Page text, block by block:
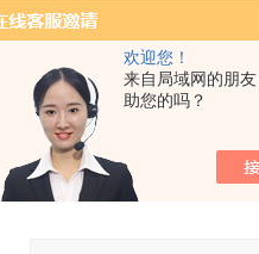
欢迎您！
来自局域网的朋
助您的吗？
、PQ、FAT等多种文件；
实现对物料的计量、定量灌装。